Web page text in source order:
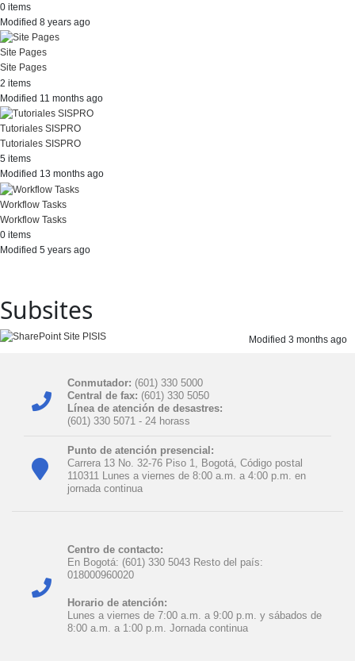
0 items
Modified 8 years ago
Site Pages
Site Pages
2 items
Modified 11 months ago
Tutoriales SISPRO
Tutoriales SISPRO
5 items
Modified 13 months ago
Workflow Tasks
Workflow Tasks
0 items
Modified 5 years ago
Subsites
PISIS Modified 3 months ago
Conmutador: (601) 330 5000
Central de fax: (601) 330 5050
Línea de atención de desastres:
(601) 330 5071 - 24 horas​s
Punto de atención presencial:
Carrera 13 No. 32-76 Piso 1, Bogotá, Código postal
110311 Lunes a viernes de 8:00 a.m. a 4:00 p.m. en
jornada continua
Centro de contacto:
En Bogotá: (601) 330 5043 Resto del país:
018000960020
Horario de atención:
Lunes a viernes de 7:00 a.m. a 9:00 p.m. y sábados de
8:00 a.m. a 1:00 p.m. Jornada continua